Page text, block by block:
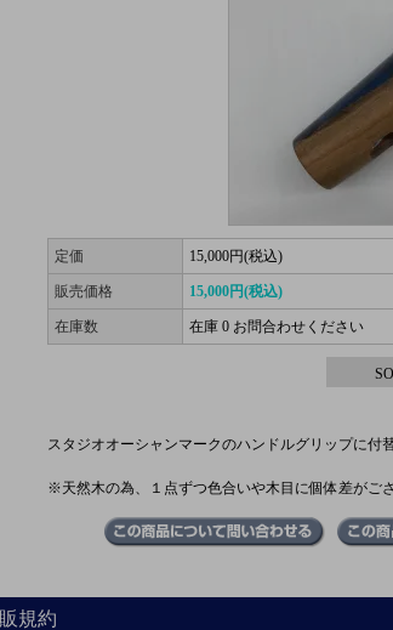
定価 15,000円(税込)
販売価格 15,000円(税込)
在庫数 在庫 0 お問合わせください
スタジオオーシャンマークのハンドルグリップに付
※天然木の為、１点ずつ色合いや木目に個体差がご
規約